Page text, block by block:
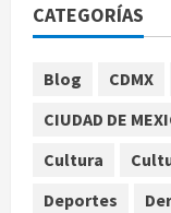
CATEGORÍAS
Blog CDMX
CIUDAD DE
Cultura
Deportes